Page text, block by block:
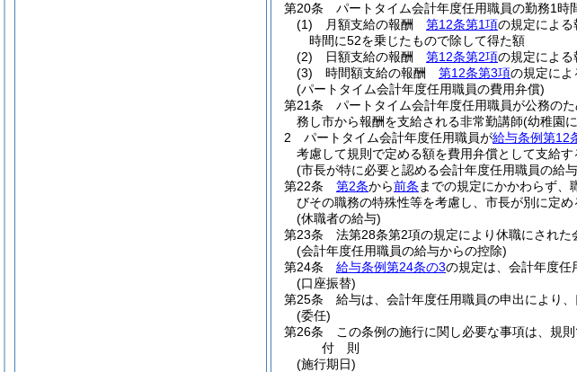
第20条
パートタイム会計年度任用職員の勤務1時
(1)
月額支給の報酬 第12条第1項の規定によ
時間に52を乗じたもので除して得た額
(2)
日額支給の報酬 第12条第2項の規定によ
(3)
時間額支給の報酬 第12条第3項の規定によ
(パートタイム会計年度任用職員の費用弁償)
第21条
パートタイム会計年度任用職員が公務の
務し市から報酬を支給される非常勤講師(幼稚園
2
パートタイム会計年度任用職員が給与条例第12
考慮して規則で定める額を費用弁償として支給す
(市長が特に必要と認める会計年度任用職員の給
第22条
第2条から前条 までの規定にかかわらず
びその職務の特殊性等を考慮し、市長が別に定め
(休職者の給与)
第23条
法第28条第2項の規定により休職にされた
(会計年度任用職員の給与からの控除)
第24条
給与条例第24条の3の規定は、会計年度任
(口座振替)
第25条
給与は、会計年度任用職員の申出により
(委任)
第26条
この条例の施行に関し必要な事項は、規則
付 則
(施行期日)